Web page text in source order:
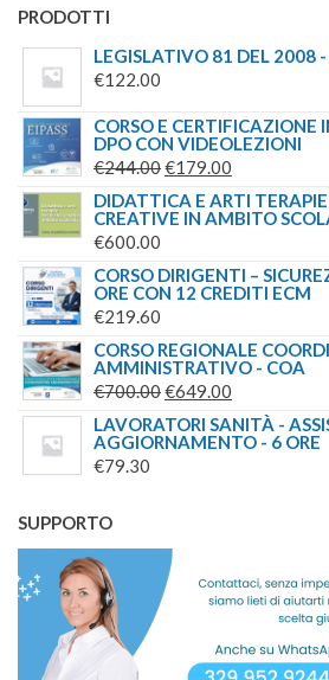
PRODOTTI
LEGISLATIVO 81 DEL 2008 -
€122.00
CORSO E CERTIFICAZIONE
DPO CON VIDEOLEZIONI
€244.00IL
PREZZO
ORIGINALE
€244.00.
€179.00
PREZZO
ATTUALE
€179.00.
DIDATTICA E ARTI
CREATIVE IN AMBITO
€600.00
CORSO DIRIGENTI –
ORE CON 12 CREDITI ECM
€219.60
CORSO REGIONALE
AMMINISTRATIVO - COA
€700.00IL
PREZZO
ORIGINALE
€649.00
PREZZO
ATTUALE
LAVORATORI SANITÀ -
AGGIORNAMENTO - 6 ORE
€79.30
SUPPORTO